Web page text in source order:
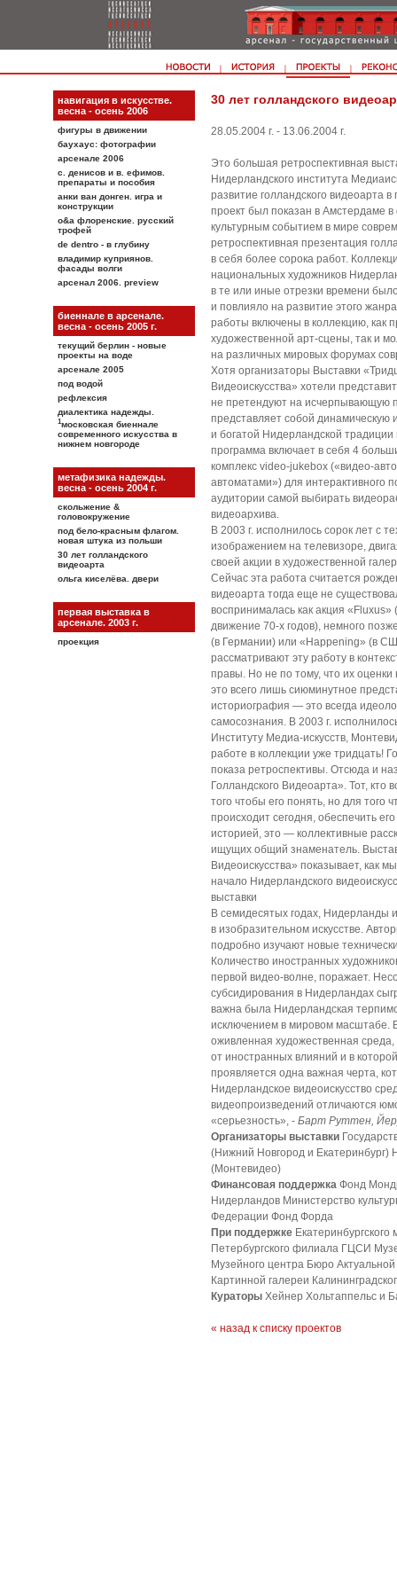
навигация в искусстве.
весна - осень 2006
фигуры в движении
баухаус: фотографии
арсенале 2006
с. денисов и в. eфимов.
препараты и пособия
анки ван донген. игра и
конструкции
о&a флоренские. русский
трофей
de dentro - в глубину
владимир куприянов.
фасады волги
арсенал 2006. preview
биеннале в арсенале.
весна - осень 2005 г.
текущий берлин - новые
проекты на воде
арсенале 2005
под водой
рефлексия
диалектика надежды.
1московская биеннале
современного искусства в
нижнем новгороде
метафизика надежды.
весна - осень 2004 г.
скольжение &
головокружение
под бело-красным флагом.
новая штука из польши
30 лет голландского
видеоарта
ольга киселёва. двери
первая выставка в
арсенале. 2003 г.
проекция
30 лет голландского
28.05.2004 г. - 13.06.2004 г.
Это большая ретроспективная
Нидерландского института
развитие голландского видеоарта
проект был показан в Амстердаме
культурным событием в мире
ретроспективная презентация
в себя более сорока работ.
национальных художников
в те или иные отрезки времени
и повлияло на развитие этого
работы включены в коллекцию, как
художественной арт-сцены, так и
на различных мировых форумах
Хотя организаторы Выставки
Видеоискусства» хотели
не претендуют на исчерпывающую
представляет собой динамическую
и богатой Нидерландской
программа включает в себя 4
комплекс video-jukebox («видео-
автоматами») для интерактивного
аудитории самой выбирать
видеоархива.
В 2003 г. исполнилось сорок лет с
изображением на телевизоре,
своей акции в художественной
Сейчас эта работа считается
видеоарта тогда еще не
воспринималась как акция
движение 70-х годов), немного
(в Германии) или «Happening» (в
рассматривают эту работу в
правы. Но не по тому, что их
это всего лишь сиюминутное
историография — это всегда
самосознания. В 2003 г.
Институту Медиа-искусств,
работе в коллекции уже тридцать!
показа ретроспективы. Отсюда и
Голландского Видеоарта». Тот,
того чтобы его понять, но для того
происходит сегодня, обеспечить
историей, это — коллективные
ищущих общий знаменатель.
Видеоискусства» показывает, как
начало Нидерландского
выставки
В семидесятых годах, Нидерланды
в изобразительном искусстве.
подробно изучают новые
Количество иностранных
первой видео-волне, поражает.
субсидирования в Нидерландах
важна была Нидерландская
исключением в мировом масштабе.
оживленная художественная
от иностранных влияний и в
проявляется одна важная черта,
Нидерландское видеоискусство
видеопроизведений отличаются
«серьезность», - Барт Руттен,
Организаторы выставки
(Нижний Новгород и Екатеринбург)
(Монтевидео)
Финансовая поддержкаФонд
Нидерландов Министерство
Федерации Фонд Форда
При поддержке
Петербургского филиала ГЦСИ
Музейного центра Бюро
Картинной галереи
КураторыХейнер Хольтаппельс и
« назад к списку проектов